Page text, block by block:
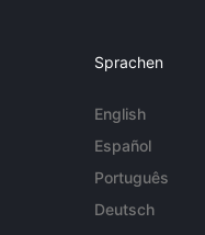
Sprachen
English
Español
Português
Deutsch